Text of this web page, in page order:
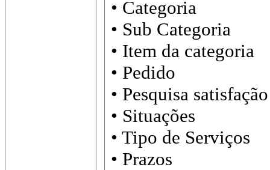
• Categoria
• Sub Categoria
• Item da categoria
• Pedido
• Pesquisa satisfação
• Situações
• Tipo de Serviços
• Prazos